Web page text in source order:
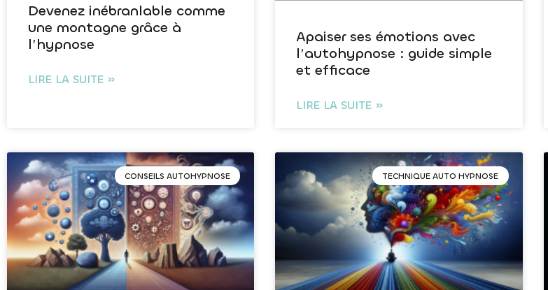
Devenez inébranlable comme
une montagne grâce à
l’hypnose
LIRE LA SUITE »
Apaiser ses émotions avec
l’autohypnose : guide simple
et efficace
LIRE LA SUITE »
CONSEILS AUTOHYPNOSE TECHNIQUE AUTO HYPNOSE